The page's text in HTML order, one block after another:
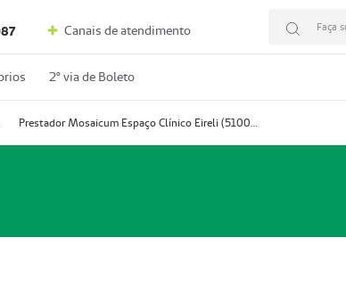
Canais de atendimento Faça
2º via de Boleto
Prestador Mosaicum Espaço Clínico Eireli (51004355-5)